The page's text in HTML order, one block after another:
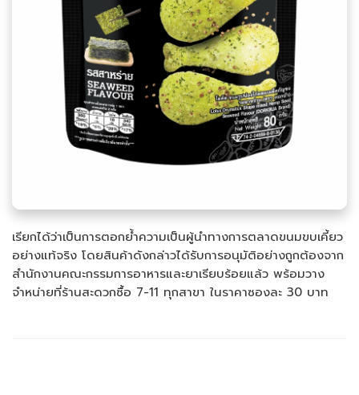
เรียกได้ว่าเป็นการตอกย้ำความเป็นผู้นำทางการตลาดขนมขบเคี้ยว
อย่างแท้จริง โดยสินค้าดังกล่าวได้รับการอนุมัติอย่างถูกต้องจาก
สำนักงานคณะกรรมการอาหารและยาเรียบร้อยแล้ว พร้อมวาง
จำหน่ายที่ร้านสะดวกซื้อ 7-11 ทุกสาขา ในราคาซองละ 30 บาท